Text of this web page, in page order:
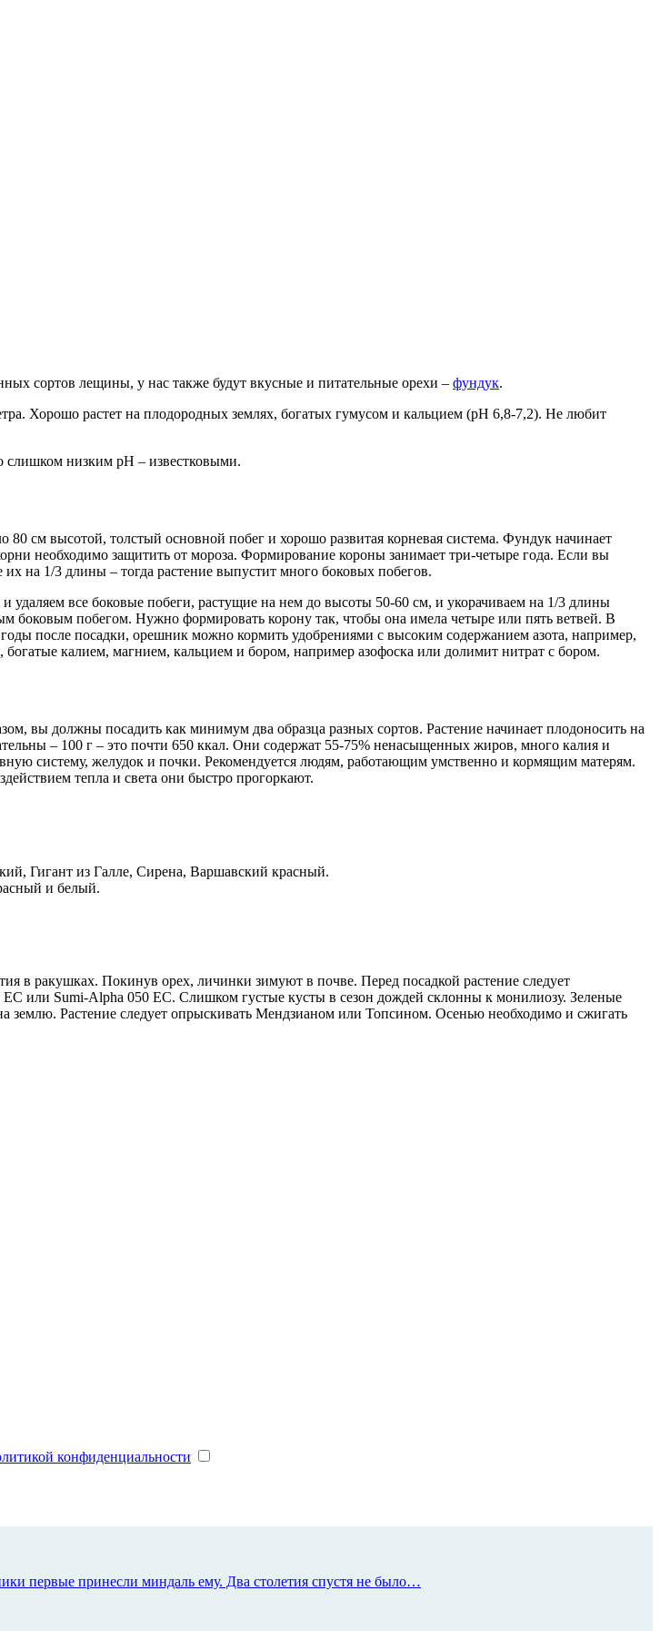
сортов лещины, у нас также будут вкусные и питательные орехи – фундук.
Хорошо растет на плодородных землях, богатых гумусом и кальцием (рН 6,8-7,2). Не любит
низким pH – известковыми.
см высотой, толстый основной побег и хорошо развитая корневая система. Фундук начинает
необходимо защитить от мороза. Формирование короны занимает три-четыре года. Если вы
их на 1/3 длины – тогда растение выпустит много боковых побегов.
удаляем все боковые побеги, растущие на нем до высоты 50-60 см, и укорачиваем на 1/3 длины
боковым побегом. Нужно формировать корону так, чтобы она имела четыре или пять ветвей. В
после посадки, орешник можно кормить удобрениями с высоким содержанием азота, например,
калием, магнием, кальцием и бором, например азофоска или долимит нитрат с бором.
вы должны посадить как минимум два образца разных сортов. Растение начинает плодоносить на
– 100 г – это почти 650 ккал. Они содержат 55-75% ненасыщенных жиров, много калия и
систему, желудок и почки. Рекомендуется людям, работающим умственно и кормящим матерям.
тепла и света они быстро прогоркают.
Гигант из Галле, Сирена, Варшавский красный.
и белый.
в ракушках. Покинув орех, личинки зимуют в почве. Перед посадкой растение следует
или Sumi-Alpha 050 EC. Слишком густые кусты в сезон дождей склонны к монилиозу. Зеленые
Растение следует опрыскивать Мендзианом или Топсином. Осенью необходимо и сжигать
конфиденциальности
первые принесли миндаль ему. Два столетия спустя не было…